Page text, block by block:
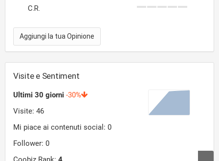
C.R.
Aggiungi la tua Opinione
Visite e Sentiment